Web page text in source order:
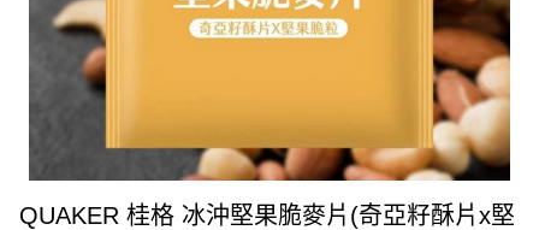
QUAKER 桂格 冰沖堅果脆麥片(奇亞籽酥片x堅